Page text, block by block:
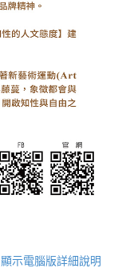
顯示電腦版詳細說明